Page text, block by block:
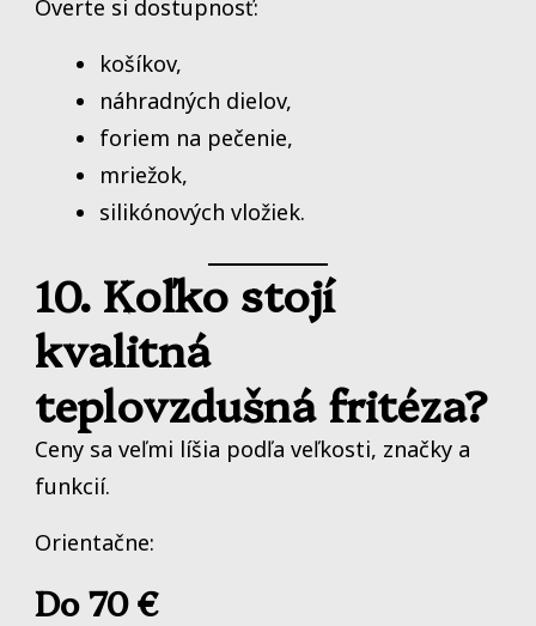
Overte si dostupnosť:
košíkov,
náhradných dielov,
foriem na pečenie,
mriežok,
silikónových vložiek.
10. Koľko stojí
kvalitná
teplovzdušná fritéza?
Ceny sa veľmi líšia podľa veľkosti, značky a
funkcií.
Orientačne:
Do 70 €